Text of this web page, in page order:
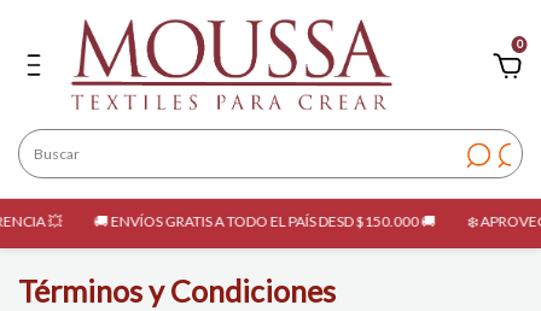
0
💥 🚚 ENVÍOS GRATIS A TODO EL PAÍS DESD $150.000 🚚 ❄️ APROVECHÁ
Términos y Condiciones